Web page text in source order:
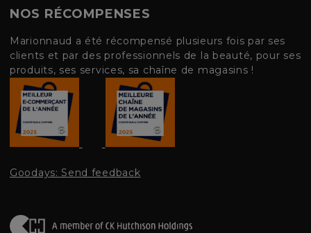
NOS RÉCOMPENSES
Marionnaud a été récompensé plusieurs fois par ses
clients et par des professionnels de la beauté, pour ses
produits, ses services, sa chaîne de magasins !
Goodays: Send feedback